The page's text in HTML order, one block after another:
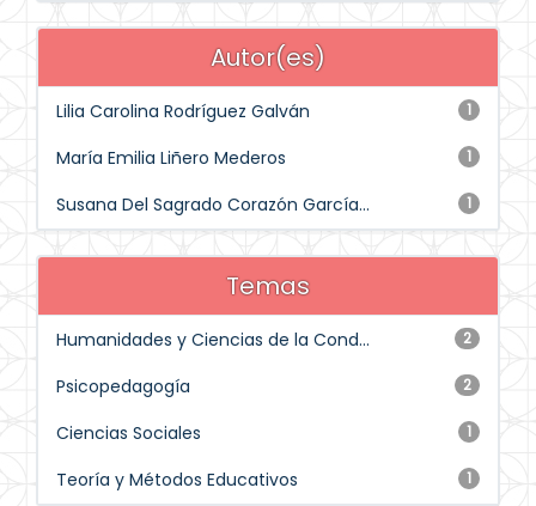
Autor(es)
1
Lilia Carolina Rodríguez Galván
1
María Emilia Liñero Mederos
1
Susana Del Sagrado Corazón García...
Temas
2
Humanidades y Ciencias de la Cond...
2
Psicopedagogía
1
Ciencias Sociales
1
Teoría y Métodos Educativos